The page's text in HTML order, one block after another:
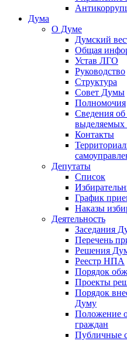
Дума
О Думе
Думский
Общая
Устав ЛГО
Руководство
Структура
Совет Думы
Полномочия
Сведения
выделяемых
Контакты
Депутаты
Список
График
Наказы
Деятельность
Заседания
Перечень
Решения
Реестр НПА
Порядок
Проекты
Порядок
Думу
Положение
граждан
Публичные